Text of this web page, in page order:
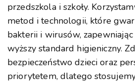
przedszkola i szkoły.
metod i technologii, które
bakterii i wirusów,
wyższy standard higieniczny.
bezpieczeństwo dzieci oraz
priorytetem, dlatego